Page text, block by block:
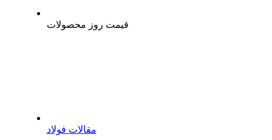
قیمت روز محصولات
مقالات فولاد